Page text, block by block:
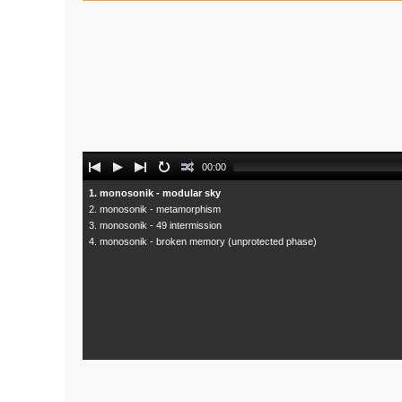
Audio
Player
1. monosonik - modular sky
2. monosonik - metamorphism
3. monosonik - 49 intermission
4. monosonik - broken memory (unprotected phase)
00:00